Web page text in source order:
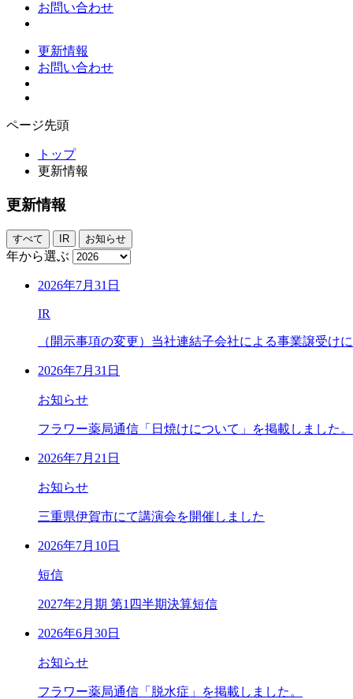
お問い合わせ
更新情報
お問い合わせ
ページ先頭
トップ
更新情報
更新情報
すべて IR お知らせ
年から選ぶ
2026年7月31日
IR
（開示事項の変更）当社連結子会社による事業譲受け
2026年7月31日
お知らせ
フラワー薬局通信「日焼けについて」を掲載しました。
2026年7月21日
お知らせ
三重県伊賀市にて講演会を開催しました
2026年7月10日
短信
2027年2月期 第1四半期決算短信
2026年6月30日
お知らせ
フラワー薬局通信「脱水症」を掲載しました。